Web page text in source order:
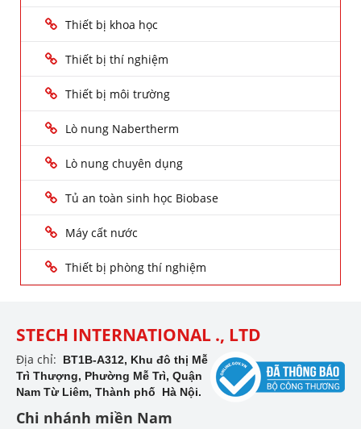
Thiết bị khoa học
Thiết bị thí nghiệm
Thiết bị môi trường
Lò nung Nabertherm
Lò nung chuyên dụng
Tủ an toàn sinh học Biobase
Máy cất nước
Thiết bị phòng thí nghiệm
STECH INTERNATIONAL ., LTD
Địa chỉ:
BT1B-A312, Khu đô thị Mễ
Trì Thượng, Phường Mễ Trì, Quận
Nam Từ Liêm, Thành phố Hà Nội.
Chi nhánh miền Nam